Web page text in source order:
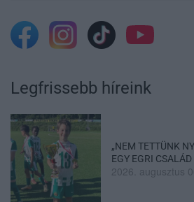
Legfrissebb híreink
„NEM TETTÜNK
EGY EGRI CSALÁD
2026. augusztus